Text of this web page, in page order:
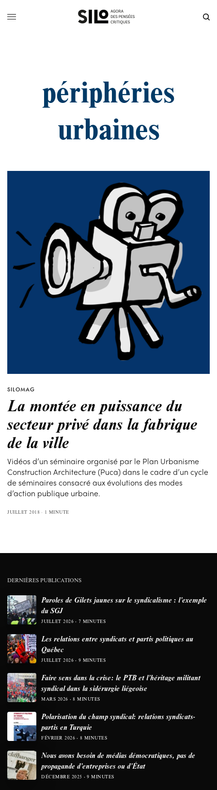
périphéries
urbaines
SILOMAG
La montée en puissance du
secteur privé dans la fabrique
de la ville
Vidéos d’un séminaire organisé par le Plan Urbanisme
Construction Architecture (Puca) dans le cadre d’un cycle
de séminaires consacré aux évolutions des modes
d’action publique urbaine.
JUILLET 2018 1 MINUTE
DERNIÈRES PUBLICATIONS
Paroles de Gilets jaunes sur le syndicalisme : l’exemple
du SGJ
JUILLET 2026 7 MINUTES
Les relations entre syndicats et partis politiques au
Québec
JUILLET 2026 9 MINUTES
Faire sens dans la crise: le PTB et l’héritage militant
syndical dans la sidérurgie liégeoise
MARS 2026 8 MINUTES
Polarisation du champ syndical: relations syndicats-
partis en Turquie
FÉVRIER 2026 8 MINUTES
Nous avons besoin de médias démocratiques, pas de
propagande d’entreprises ou d’État
DÉCEMBRE 2025 9 MINUTES